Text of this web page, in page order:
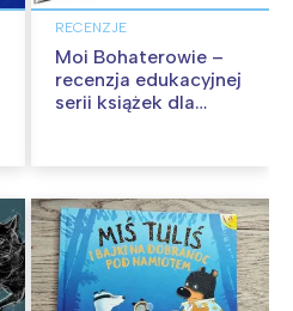
RECENZJE
Moi Bohaterowie –
recenzja edukacyjnej
serii książek dla